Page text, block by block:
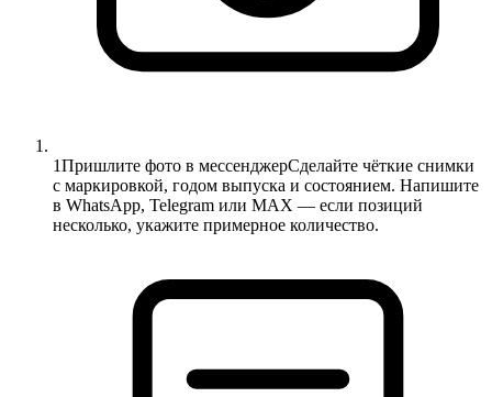
1Пришлите фото в мессенджерСделайте чёткие снимки
с маркировкой, годом выпуска и состоянием. Напишите
в WhatsApp, Telegram или MAX — если позиций
несколько, укажите примерное количество.